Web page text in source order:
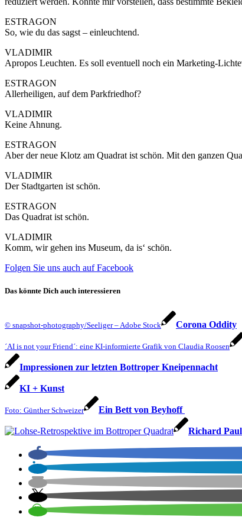
ESTRAGON
So, wie du das sagst ­– einleuchtend.
VLADIMIR
Apropos Leuchten. Es soll eventuell noch ein Marketing-
ESTRAGON
Allerheiligen, auf dem Parkfriedhof?
VLADIMIR
Keine Ahnung.
ESTRAGON
Aber der neue Klotz am Quadrat ist schön. Mit den ganzen
VLADIMIR
Der Stadtgarten ist schön.
ESTRAGON
Das Quadrat ist schön.
VLADIMIR
Komm, wir gehen ins Museum, da is‘ schön.
Folgen Sie uns auch auf Facebook
Das könnte Dich auch interessieren
© snapshot-photography/Seeliger – Adobe Stock Corona Oddity
´AI is not your Friend´: eine KI-informierte Grafik von Claudia Roosen
Impressionen zur letzten Bottroper Kneipennacht
KI + Kunst
Foto: Günther Schweizer Ein Bett von Beyhoff
Richard